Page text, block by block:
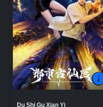
Du Shi Gu Xian Yi